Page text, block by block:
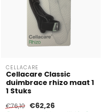
CELLACARE
Cellacare Classic
duimbrace rhizo maat 1
1 Stuks
€76,10 €62,26